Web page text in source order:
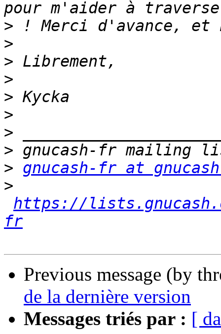
>
>
>
>
>
>
>
>
> gnucash-fr at
>
https://
fr
Previous message (by
de la dernière version
Messages triés par : [